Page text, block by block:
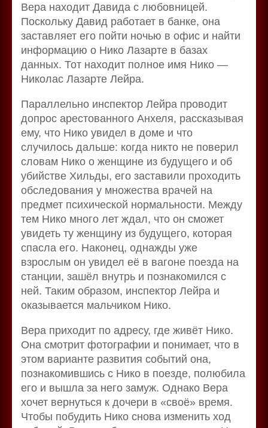
Вера находит Давида с любовницей.
Поскольку Давид работает в банке, она
заставляет его пойти ночью в офис и найти
информацию о Нико Лазарте в базах
данных. Тот находит полное имя Нико —
Николас Лазарте Лейра.
Параллельно инспектор Лейра проводит
допрос арестованного Анхеля, рассказывая
ему, что Нико увидел в доме и что
случилось дальше: когда никто не поверил
словам Нико о женщине из будущего и об
убийстве Хильды, его заставили проходить
обследования у множества врачей на
предмет психической нормальности. Между
тем Нико много лет ждал, что он сможет
увидеть ту женщину из будущего, которая
спасла его. Наконец, однажды уже
взрослым он увидел её в вагоне поезда на
станции, зашёл внутрь и познакомился с
ней. Таким образом, инспектор Лейра и
оказывается мальчиком Нико.
Вера приходит по адресу, где живёт Нико.
Она смотрит фотографии и понимает, что в
этом варианте развития событий она,
познакомившись с Нико в поезде, полюбила
его и вышла за него замуж. Однако Вера
хочет вернуться к дочери в «своё» время.
Чтобы побудить Нико снова изменить ход